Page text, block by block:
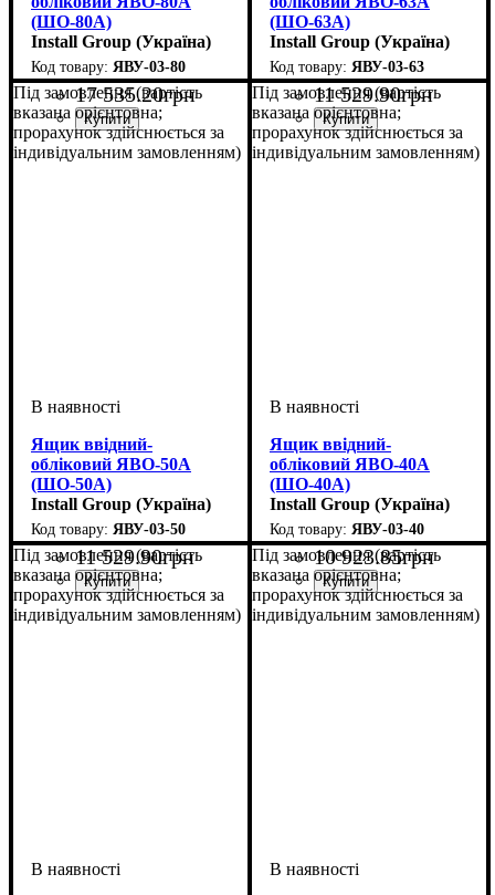
(ШО-80А)
Install Group (Україна)
ЯВУ-03-80
17 535.20грн
(ШО-63А)
Install Group (Україна)
ЯВУ-03-63
11 529.90грн
Під замовлення (вартість
вказана орієнтовна;
прорахунок здійснюється за
індивідуальним замовленням)
Ящик ввідний-
обліковий ЯВО-50А
(ШО-50А)
Install Group (Україна)
ЯВУ-03-50
11 529.90грн
Під замовлення (вартість
вказана орієнтовна;
прорахунок здійснюється за
індивідуальним замовленням)
Ящик ввідний-
обліковий ЯВО-40А
(ШО-40А)
Install Group (Україна)
ЯВУ-03-40
10 923.85грн
Під замовлення (вартість
вказана орієнтовна;
прорахунок здійснюється за
індивідуальним замовленням)
Під замовлення (вартість
вказана орієнтовна;
прорахунок здійснюється за
індивідуальним замовленням)